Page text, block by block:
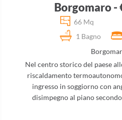
Borgomaro -
66 Mq
1 Bagno
Nel centro storico del paese
riscaldamento
ingresso in soggiorno con
disimpegno al piano